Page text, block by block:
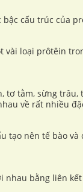
bậc cấu trúc của
vài loại prôtêin
tơ tằm, sừng
về rất nhiều
tạo nên tế bào
nhau bằng liên